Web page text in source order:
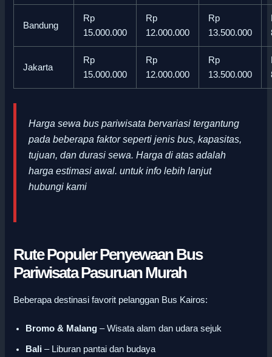
Bandung
Rp
15.000.000
Rp
12.000.000
Rp
13.500.000
Jakarta
Rp
15.000.000
Rp
12.000.000
Rp
13.500.000
Harga sewa bus pariwisata bervariasi tergantung
pada beberapa faktor seperti jenis bus, kapasitas,
tujuan, dan durasi sewa. Harga di atas adalah
harga estimasi awal.untuk info lebih lanjut
hubungi kami
Rute Populer Penyewaan Bus
Pariwisata Pasuruan Murah
Beberapa destinasi favorit pelanggan Bus Kairos:
Bromo & Malang – Wisata alam dan udara sejuk
Bali – Liburan pantai dan budaya